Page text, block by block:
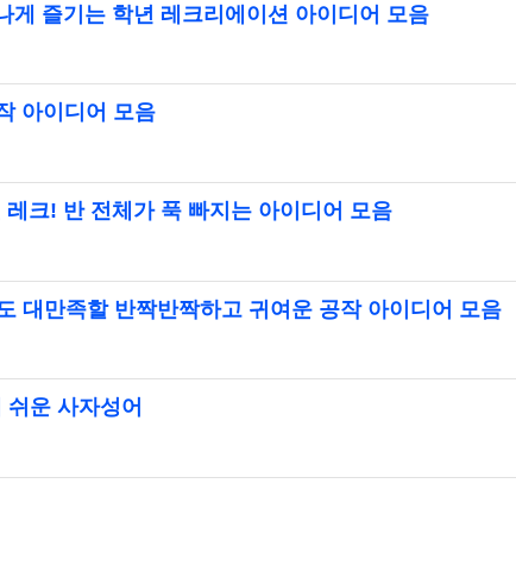
게 즐기는 학년 레크리에이션 아이디어 모음
아이디어 모음
크! 반 전체가 푹 빠지는 아이디어 모음
대만족할 반짝반짝하고 귀여운 공작 아이디어 모음
운 사자성어